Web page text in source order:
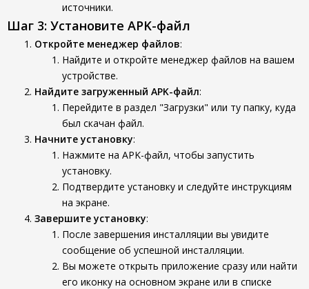
источники.
Шаг 3: Установите APK-файл
Откройте менеджер файлов:
Найдите и откройте менеджер файлов на вашем
устройстве.
Найдите загруженный APK-файл:
Перейдите в раздел "Загрузки" или ту папку, куда
был скачан файл.
Начните установку:
Нажмите на APK-файл, чтобы запустить
установку.
Подтвердите установку и следуйте инструкциям
на экране.
Завершите установку:
После завершения инсталляции вы увидите
сообщение об успешной инсталляции.
Вы можете открыть приложение сразу или найти
его иконку на основном экране или в списке